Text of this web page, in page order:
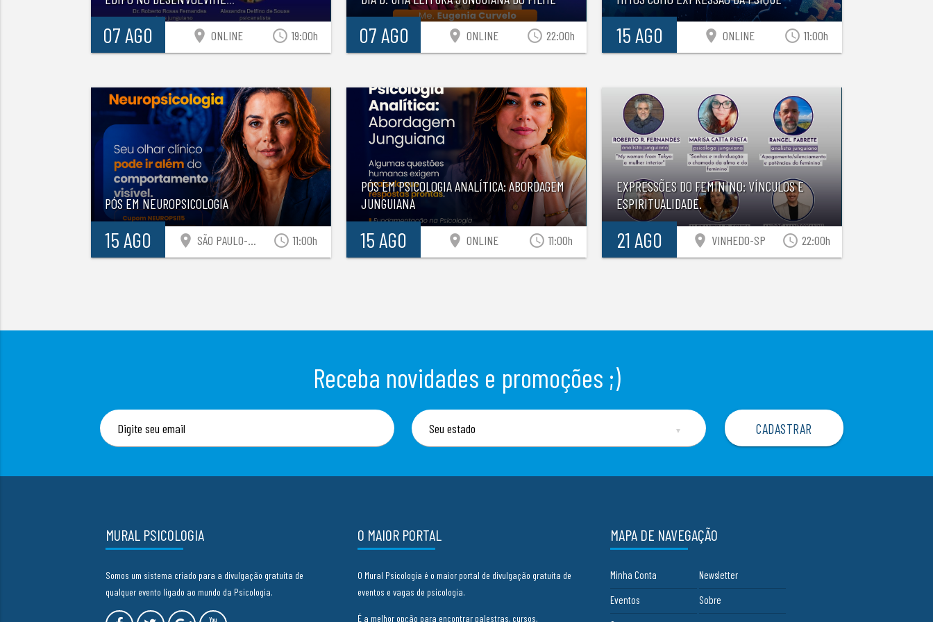
07 AGO location_on ONLINE access_time 19:00h 07 AGO location_on ONLINE access_time 22:00h 15 AGO location_on ONLINE access_time 11:00h
PÓS EM NEUROPSICOLOGIA
15 AGO location_on SÃO PAULO-SP access_time 11:00h
PÓS EM PSICOLOGIA ANALÍTICA: ABORDAGEM
JUNGUIANA
15 AGO location_on ONLINE access_time 11:00h
EXPRESSÕES DO FEMININO: VÍNCULOS E
ESPIRITUALIDADE.
21 AGO location_on VINHEDO-SP access_time 22:00h
Receba novidades e promoções ;)
▼
MURAL PSICOLOGIA
Somos um sistema criado para a divulgação gratuita de
qualquer evento ligado ao mundo da Psicologia.
O MAIOR PORTAL
O Mural Psicologia é o maior portal de divulgação gratuita de
eventos e vagas de psicologia.
É a melhor opção para encontrar palestras, cursos,
MAPA DE NAVEGAÇÃO
Minha Conta
Newsletter
Eventos
Sobre